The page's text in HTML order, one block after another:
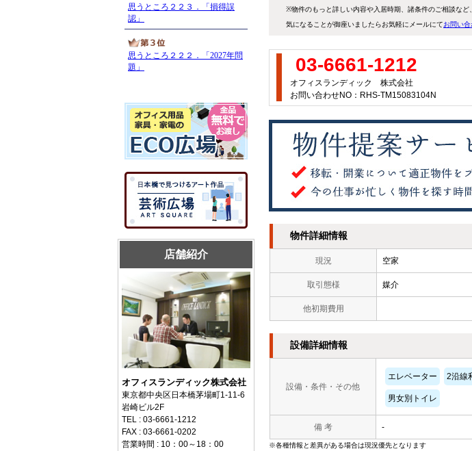
※物件のもっと詳しい内容や入居時期、諸条件のご相談な
気になることが御座いましたらお気軽にメールにてお問い
03-6661-1212
オフィスランディック 株式会社
お問い合わせNO：RHS-TM15083104N
物件詳細情報
現況 空家
取引態様 媒介
他初期費用
設備詳細情報
設備・条件・その他
エレベーター 2沿線
男女別トイレ
備 考 -
※各種情報と差異がある場合は現況優先となります
店舗紹介
オフィスランディック株式会社
東京都中央区日本橋茅場町1-11-6
岩崎ビル2F
TEL : 03-6661-1212
FAX : 03-6661-0202
営業時間 : 10：00～18：00